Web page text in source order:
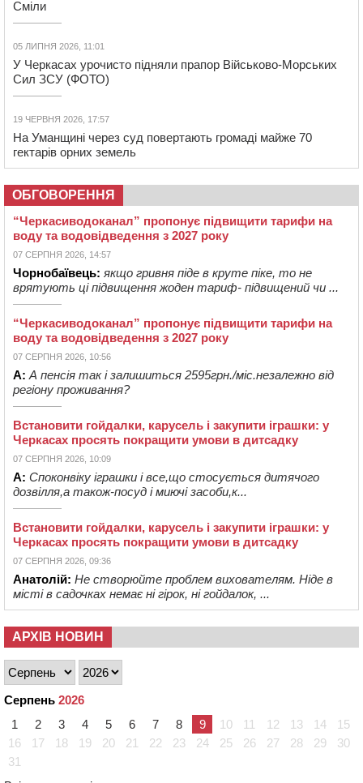
Сміли
05 ЛИПНЯ 2026, 11:01
У Черкасах урочисто підняли прапор Військово-Морських
Сил ЗСУ (ФОТО)
19 ЧЕРВНЯ 2026, 17:57
На Уманщині через суд повертають громаді майже 70
гектарів орних земель
ОБГОВОРЕННЯ
“Черкасиводоканал” пропонує підвищити тарифи на
воду та водовідведення з 2027 року
07 СЕРПНЯ 2026, 14:57
Чорнобаївець: якщо гривня піде в круте піке, то не
врятують ці підвищення жоден тариф- підвищений чи ...
“Черкасиводоканал” пропонує підвищити тарифи на
воду та водовідведення з 2027 року
07 СЕРПНЯ 2026, 10:56
А: А пенсія так і залишиться 2595грн./міс.незалежно від
регіону проживання?
Встановити гойдалки, карусель і закупити іграшки: у
Черкасах просять покращити умови в дитсадку
07 СЕРПНЯ 2026, 10:09
А: Споконвіку іграшки і все,що стосується дитячого
дозвілля,а також-посуд і миючі засоби,к...
Встановити гойдалки, карусель і закупити іграшки: у
Черкасах просять покращити умови в дитсадку
07 СЕРПНЯ 2026, 09:36
Анатолій: Не створюйте проблем вихователям. Ніде в
місті в садочках немає ні гірок, ні гойдалок, ...
АРХІВ НОВИН
Серпень 2026
1
2 3 4 5 6 7 8 9 10 11 12 13 14
15
16
17 18 19 20 21 22 23 24 25 26 27 28 29
30
31